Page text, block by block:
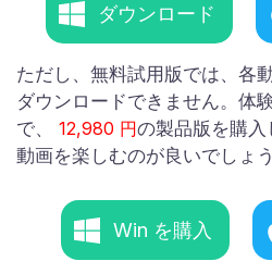
ダウンロード
ただし、無料試用版では、各
ダウンロードできません。体
で、
12,980 円の製品版を購
動画を楽しむのが良いでしょう
Win を購入